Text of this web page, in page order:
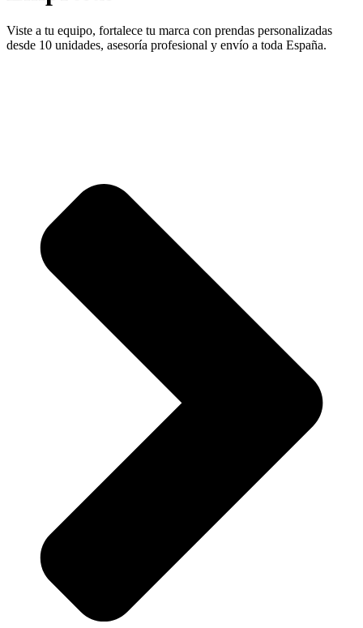
Viste a tu equipo, fortalece tu marca con prendas personalizadas
desde 10 unidades, asesoría profesional y envío a toda España.